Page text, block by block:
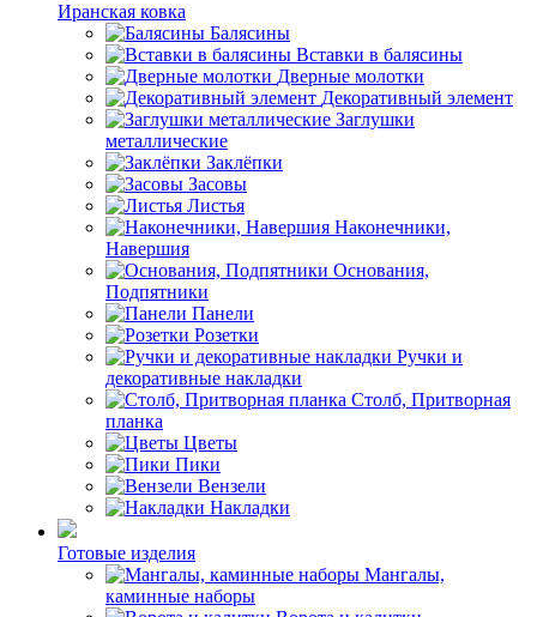
Иранская ковка
Балясины
Вставки в балясины
Дверные молотки
Декоративный элемент
Заглушки
металлические
Заклёпки
Засовы
Листья
Наконечники,
Навершия
Основания,
Подпятники
Панели
Розетки
Ручки и
декоративные накладки
Столб, Притворная
планка
Цветы
Пики
Вензели
Накладки
Готовые изделия
Мангалы,
каминные наборы